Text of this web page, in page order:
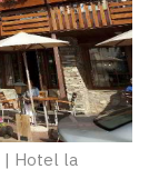
| Hotel la